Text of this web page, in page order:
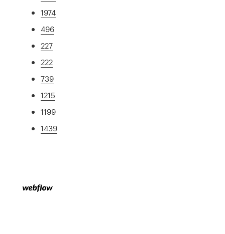
1974
496
227
222
739
1215
1199
1439